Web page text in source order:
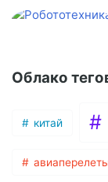
Облако
китай